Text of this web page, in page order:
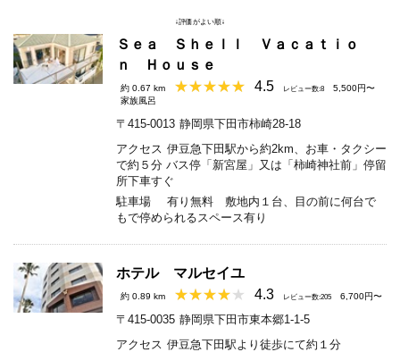
↓評価がよい順↓
Ｓｅａ Ｓｈｅｌｌ Ｖａｃａｔｉｏ
ｎ Ｈｏｕｓｅ
約 0.67 km 4.5 レビュー数:8
5,500円〜
家族風呂
〒415-0013 静岡県下田市柿崎28-18
アクセス 伊豆急下田駅から約2km、お車・タクシー
で約５分 バス停「新宮屋」又は「柿崎神社前」停留
所下車すぐ
駐車場
有り無料 敷地内１台、目の前に何台で
もで停められるスペース有り
ホテル マルセイユ
約 0.89 km 4.3 レビュー数:205 6,700円〜
〒415-0035 静岡県下田市東本郷1-1-5
アクセス 伊豆急下田駅より徒歩にて約１分